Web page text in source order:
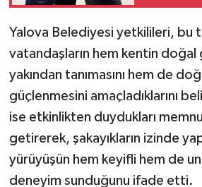
Yalova Belediyesi yetkilileri, bu
vatandaşların hem kentin doğal
yakından tanımasını hem de
güçlenmesini amaçladıklarını
ise etkinlikten duydukları
getirerek, şakayıkların izinde
yürüyüşün hem keyifli hem de
deneyim sunduğunu ifade etti.